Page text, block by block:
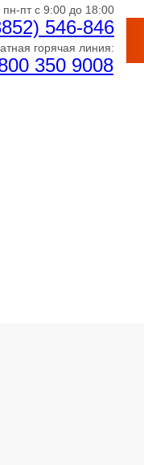
пн-пт с 9:00 до 18:00
546-846
горячая линия:
350 9008